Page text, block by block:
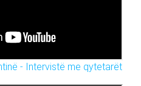
- Intervistë me qytetarët